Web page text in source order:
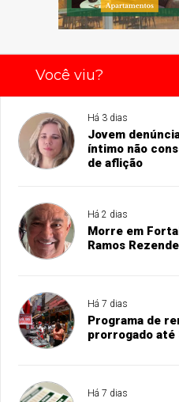
Você viu?
Há 3 dias
Jovem
íntimo não
de aflição
Há 2 dias
Morre em
Ramos
Há 7 dias
Programa de
prorrogado até
Há 7 dias